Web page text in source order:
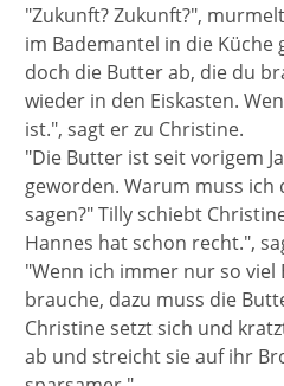
"Zukunft? Zukunft?",
im Bademantel in die
doch die Butter ab, die du
wieder in den Eiskasten.
ist.", sagt er zu Christine.
"Die Butter ist seit vorigem
geworden. Warum muss ich
sagen?" Tilly schiebt
Hannes hat schon recht.",
"Wenn ich immer nur so viel
brauche, dazu muss die
Christine setzt sich und
ab und streicht sie auf ihr